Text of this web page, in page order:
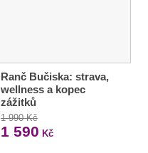
Ranč Bučiska: strava,
wellness a kopec
zážitků
1 990 Kč
1 590 Kč